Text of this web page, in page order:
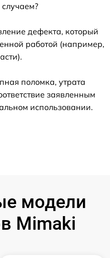
дефекта, который
работой (например,
поломка, утрата
заявленным
использовании.
модели
Mimaki